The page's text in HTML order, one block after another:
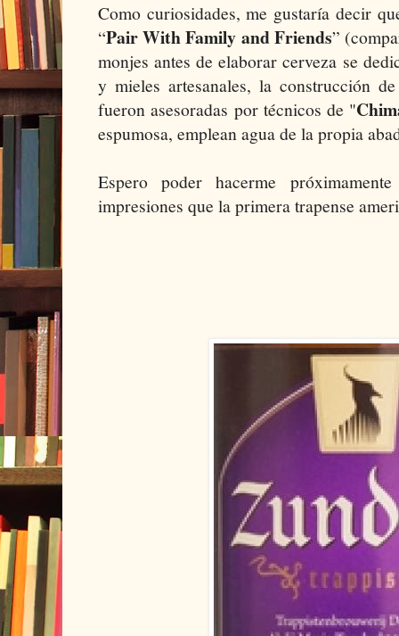
Como curiosidades, me gustaría decir
“Pair With Family and Friends”
monjes antes de elaborar cerveza se
y mieles artesanales, la construcción
fueron asesoradas por técnicos de "
espumosa, emplean agua de la propia
Espero poder hacerme
impresiones que la primera trapense